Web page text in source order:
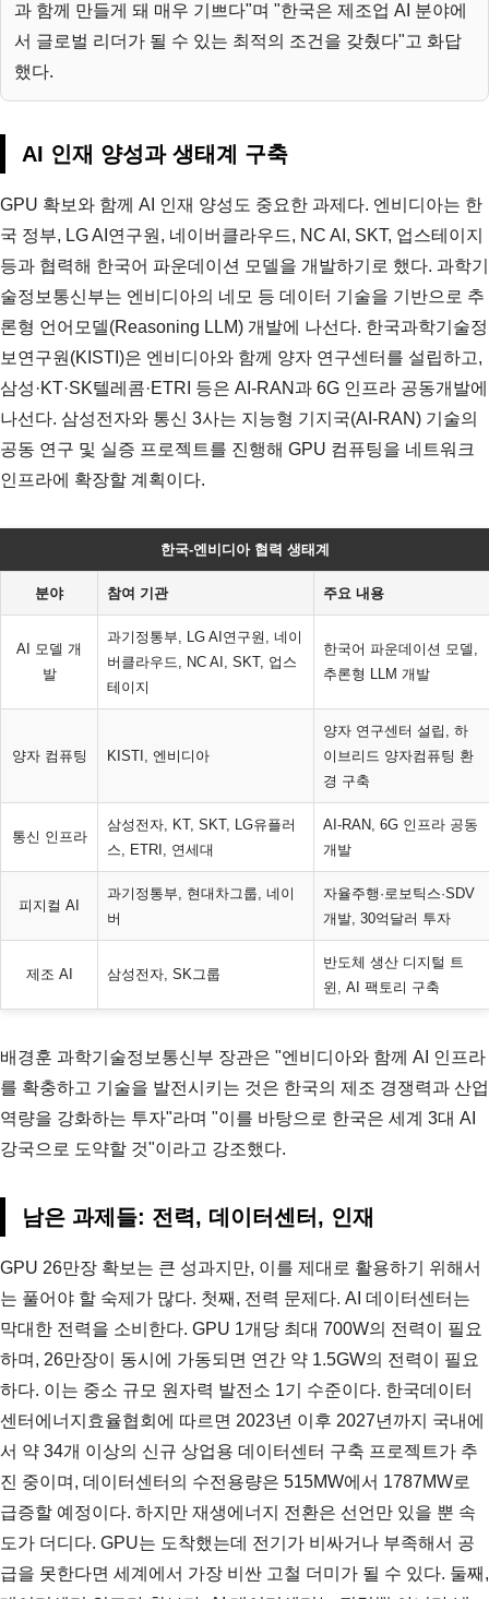
과 함께 만들게 돼 매우 기쁘다"며 "한국은 제조업 AI 분야에
서 글로벌 리더가 될 수 있는 최적의 조건을 갖췄다"고 화답
했다.
AI 인재 양성과 생태계 구축
GPU 확보와 함께 AI 인재 양성도 중요한 과제다. 엔비디아는 한
국 정부, LG AI연구원, 네이버클라우드, NC AI, SKT, 업스테이지
등과 협력해 한국어 파운데이션 모델을 개발하기로 했다. 과학기
술정보통신부는 엔비디아의 네모 등 데이터 기술을 기반으로 추
론형 언어모델(Reasoning LLM) 개발에 나선다. 한국과학기술정
보연구원(KISTI)은 엔비디아와 함께 양자 연구센터를 설립하고,
삼성·KT·SK텔레콤·ETRI 등은 AI-RAN과 6G 인프라 공동개발에
나선다. 삼성전자와 통신 3사는 지능형 기지국(AI-RAN) 기술의
공동 연구 및 실증 프로젝트를 진행해 GPU 컴퓨팅을 네트워크
인프라에 확장할 계획이다.
한국-엔비디아 협력 생태계
분야 참여 기관 주요 내용
AI 모델 개
발
과기정통부, LG AI연구원, 네이
버클라우드, NC AI, SKT, 업스
테이지
한국어 파운데이션 모델,
추론형 LLM 개발
양자 컴퓨팅 KISTI, 엔비디아
양자 연구센터 설립, 하
이브리드 양자컴퓨팅 환
경 구축
통신 인프라
삼성전자, KT, SKT, LG유플러
스, ETRI, 연세대
AI-RAN, 6G 인프라 공동
개발
피지컬 AI
과기정통부, 현대차그룹, 네이
버
자율주행·로보틱스·SDV
개발, 30억달러 투자
제조 AI 삼성전자, SK그룹
반도체 생산 디지털 트
윈, AI 팩토리 구축
배경훈 과학기술정보통신부 장관은 "엔비디아와 함께 AI 인프라
를 확충하고 기술을 발전시키는 것은 한국의 제조 경쟁력과 산업
역량을 강화하는 투자"라며 "이를 바탕으로 한국은 세계 3대 AI
강국으로 도약할 것"이라고 강조했다.
남은 과제들: 전력, 데이터센터, 인재
GPU 26만장 확보는 큰 성과지만, 이를 제대로 활용하기 위해서
는 풀어야 할 숙제가 많다. 첫째, 전력 문제다. AI 데이터센터는
막대한 전력을 소비한다. GPU 1개당 최대 700W의 전력이 필요
하며, 26만장이 동시에 가동되면 연간 약 1.5GW의 전력이 필요
하다. 이는 중소 규모 원자력 발전소 1기 수준이다. 한국데이터
센터에너지효율협회에 따르면 2023년 이후 2027년까지 국내에
서 약 34개 이상의 신규 상업용 데이터센터 구축 프로젝트가 추
진 중이며, 데이터센터의 수전용량은 515MW에서 1787MW로
급증할 예정이다. 하지만 재생에너지 전환은 선언만 있을 뿐 속
도가 더디다. GPU는 도착했는데 전기가 비싸거나 부족해서 공
급을 못한다면 세계에서 가장 비싼 고철 더미가 될 수 있다. 둘째,